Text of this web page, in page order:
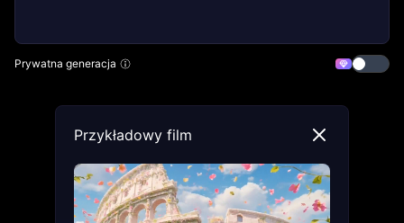
Prywatna generacja
Przykładowy film